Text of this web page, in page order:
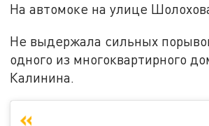
На автомоке на улице
Не выдержала сильных
одного из многоквартирного
Калинина.